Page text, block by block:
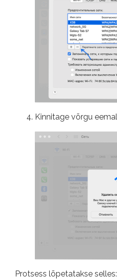
Kinnitage võrgu
Protsess lõpetatakse